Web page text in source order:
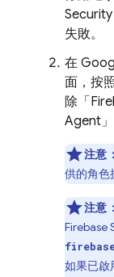
Security
失敗。
在
面，按
除「
Agent」
注意：
供的角色
注意：
Firebase
如果已啟